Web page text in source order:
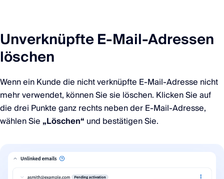
Unverknüpfte E-Mail-Adressen
löschen
Wenn ein Kunde die nicht verknüpfte E-Mail-Adresse nicht
mehr verwendet, können Sie sie löschen. Klicken Sie auf
die drei Punkte ganz rechts neben der E-Mail-Adresse,
wählen Sie „Löschen“ und bestätigen Sie.